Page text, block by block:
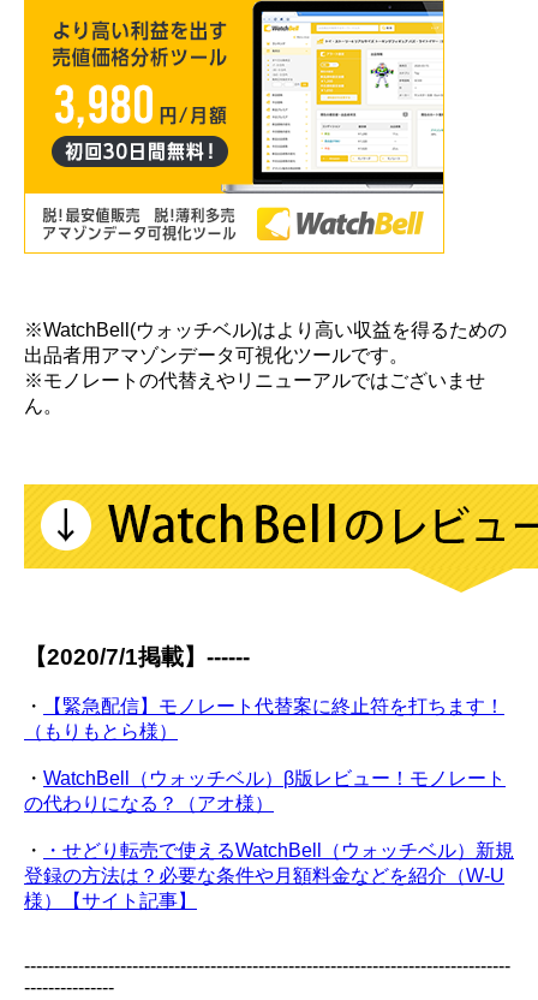
※WatchBell(ウォッチベル)はより高い収益を得るための
出品者用アマゾンデータ可視化ツールです。
※モノレートの代替えやリニューアルではございませ
ん。
【2020/7/1掲載】------
・
【緊急配信】モノレート代替案に終止符を打ちます！
（もりもとら様）
・ WatchBell（ウォッチベル）β版レビュー！モノレート
の代わりになる？（アオ様）
・
・せどり転売で使えるWatchBell（ウォッチベル）新規
登録の方法は？必要な条件や月額料金などを紹介（W-U
様）【サイト記事】
---------------------------------------------------------------------------------
---------------